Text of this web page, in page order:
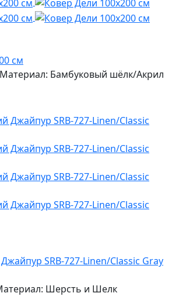
см
Материал: Бамбуковый шёлк/Акрил
SRB-727-Linen/Classic Gray
Шерсть и Шелк